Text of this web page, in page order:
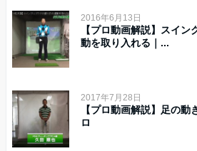
2016年6月13日
【プロ動画解説】スイ
動を取り入れる｜...
2017年7月28日
【プロ動画解説】足の
ロ